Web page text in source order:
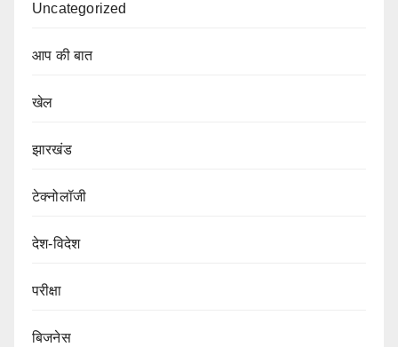
Uncategorized
आप की बात
खेल
झारखंड
टेक्नोलॉजी
देश-विदेश
परीक्षा
बिजनेस